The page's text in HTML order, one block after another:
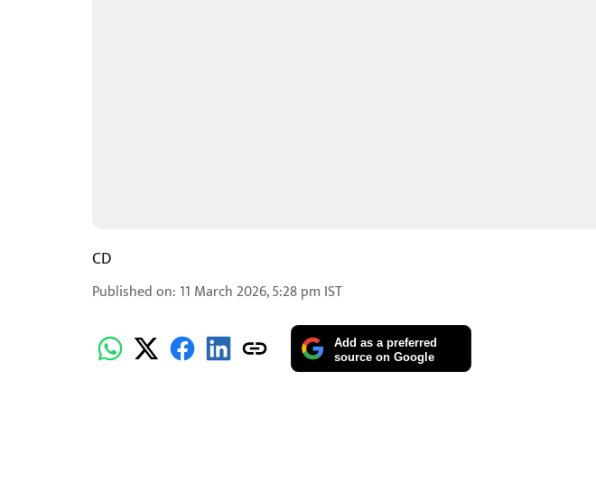
CD
Published on: 11 March 2026, 5:28 pm IST
Add as a preferred
source on Google